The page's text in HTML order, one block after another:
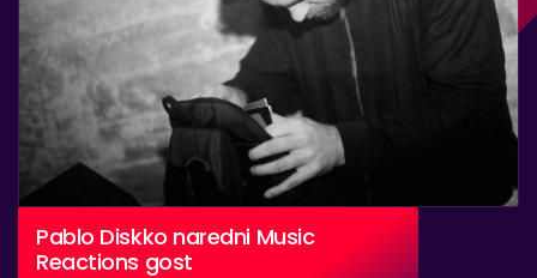
Pablo Diskko naredni Music
Reactions gost